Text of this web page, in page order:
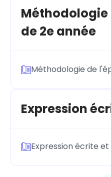
Méthodologie
de 2e année
Méthodologie de
Expression
Expression écrite